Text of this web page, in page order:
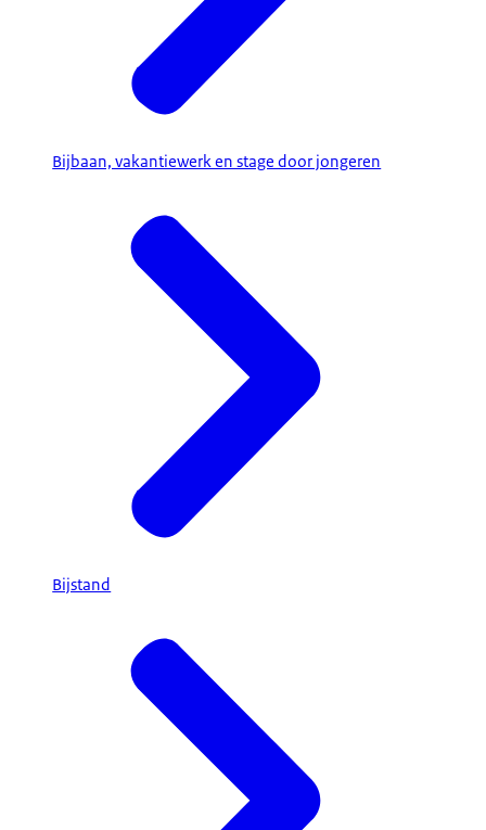
Bijbaan, vakantiewerk en stage door jongeren
Bijstand